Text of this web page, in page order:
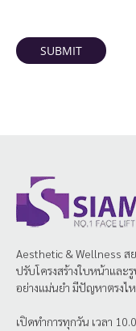
SUBMIT
Aesthetic & Wellness ส
ปรับโครงสร้างใบหน้าและรู
อย่างแม่นยำ มีปัญหาตรงไ
เปิดทำการทุกวัน เวลา